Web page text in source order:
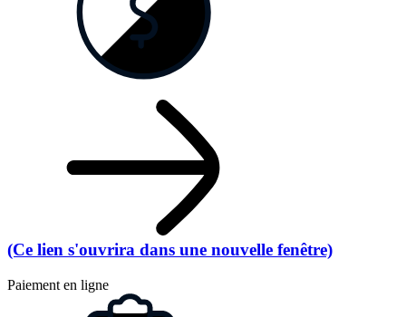
(Ce lien s'ouvrira dans une nouvelle fenêtre)
Paiement en ligne